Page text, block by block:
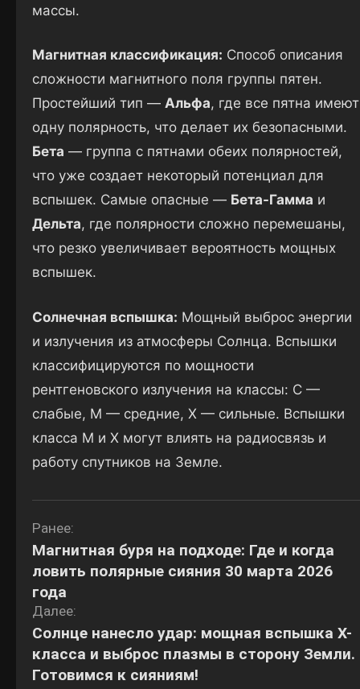
массы.
Магнитная классификация: Способ описания
сложности магнитного поля группы пятен.
Простейший тип — Альфа, где все пятна имеют
одну полярность, что делает их безопасными.
Бета — группа с пятнами обеих полярностей,
что уже создает некоторый потенциал для
вспышек. Самые опасные — Бета-Гамма и
Дельта, где полярности сложно перемешаны,
что резко увеличивает вероятность мощных
вспышек.
Солнечная вспышка: Мощный выброс энергии
и излучения из атмосферы Солнца. Вспышки
классифицируются по мощности
рентгеновского излучения на классы: C —
слабые, M — средние, X — сильные. Вспышки
класса M и X могут влиять на радиосвязь и
работу спутников на Земле.
Навигация
по
записям
Ранее:
Магнитная буря на подходе: Где и когда
ловить полярные сияния 30 марта 2026
года
Далее:
Солнце нанесло удар: мощная вспышка X-
класса и выброс плазмы в сторону Земли.
Готовимся к сияниям!